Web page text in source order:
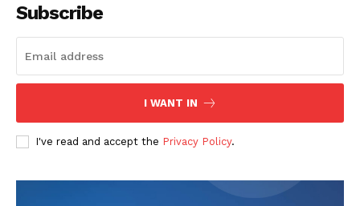
Subscribe
I WANT IN
I've read and accept the Privacy Policy.